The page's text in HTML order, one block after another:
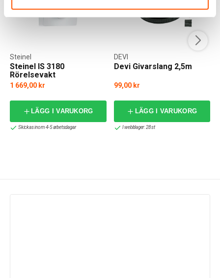
Steinel IS 3180
Rörelsevakt
Steinel
1 669,00 kr
LÄGG I VARUKORG
Skickas inom 4-5 arbetsdagar
Devi Givarslang 2,5m
DEVI
99,00 kr
LÄGG I VARUKORG
I webblager: 28 st